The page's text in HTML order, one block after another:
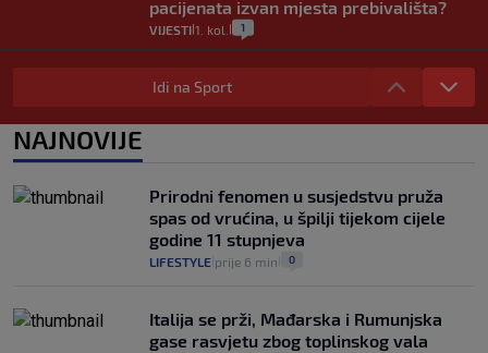
pacijenata izvan mjesta prebivališta?
VIJESTI 1. kol. 1
Provjerili smo "što ćemo onda" ako
Plenković na 15 dana ukine mjere: "Ne bi
se dogodilo ništa. Vlada se zaljubila u te
intervencije"
Analitičar o Mostu: Oni su u yin-yang
poziciji i imaju drugog najpoznatijeg
bravara u povijesti Hrvatske
VIJESTI 16
Idi na Sport
NAJNOVIJE
Prirodni fenomen u susjedstvu pruža
spas od vrućina, u špilji tijekom cijele
godine 11 stupnjeva
LIFESTYLE prije 6 min 0
Italija se prži, Mađarska i Rumunjska
gase rasvjetu zbog toplinskog vala